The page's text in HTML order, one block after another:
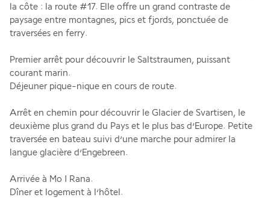
la côte : la route #17. Elle offre un grand contraste de
paysage entre montagnes, pics et fjords, ponctuée de
traversées en ferry.
Premier arrêt pour découvrir le Saltstraumen, puissant
courant marin.
Déjeuner pique-nique en cours de route.
Arrêt en chemin pour découvrir le Glacier de Svartisen, le
deuxième plus grand du Pays et le plus bas d’Europe. Petite
traversée en bateau suivi d’une marche pour admirer la
langue glacière d’Engebreen.
Arrivée à Mo I Rana.
Dîner et logement à l’hôtel.